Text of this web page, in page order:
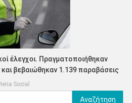
έλεγχοι. Πραγματοποιήθηκαν
βεβαιώθηκαν 1.139 παραβάσεις
Social
Αναζήτηση